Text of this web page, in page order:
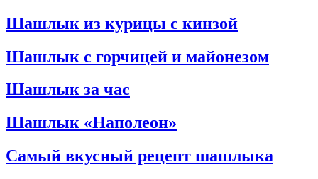
Шашлык из курицы с кинзой
Шашлык с горчицей и майонезом
Шашлык за час
Шашлык «Наполеон»
Самый вкусный рецепт шашлыка